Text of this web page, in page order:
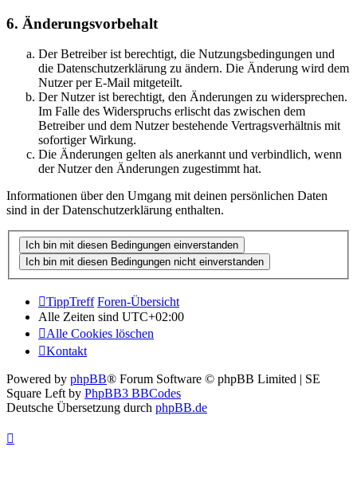
6. Änderungsvorbehalt
Der Betreiber ist berechtigt, die Nutzungsbedingungen und
die Datenschutzerklärung zu ändern. Die Änderung wird dem
Nutzer per E-Mail mitgeteilt.
Der Nutzer ist berechtigt, den Änderungen zu widersprechen.
Im Falle des Widerspruchs erlischt das zwischen dem
Betreiber und dem Nutzer bestehende Vertragsverhältnis mit
sofortiger Wirkung.
Die Änderungen gelten als anerkannt und verbindlich, wenn
der Nutzer den Änderungen zugestimmt hat.
Informationen über den Umgang mit deinen persönlichen Daten
sind in der Datenschutzerklärung enthalten.
TippTreff Foren-Übersicht
Alle Zeiten sind UTC+02:00
Alle Cookies löschen
Kontakt
Powered by phpBB® Forum Software © phpBB Limited | SE
Square Left by PhpBB3 BBCodes
Deutsche Übersetzung durch phpBB.de